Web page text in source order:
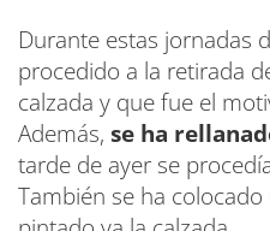
Durante estas jornadas
procedido a la retirada
calzada y que fue el
Además, se ha
tarde de ayer se
También se ha